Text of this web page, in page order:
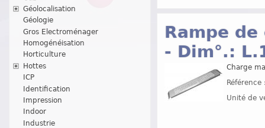
Géolocalisation
Géologie
Gros Electroménager
Homogénéisation
Horticulture
Hottes
ICP
Identification
Impression
Indoor
Industrie
Rampe
- Dim°.:
Charge
Unité de